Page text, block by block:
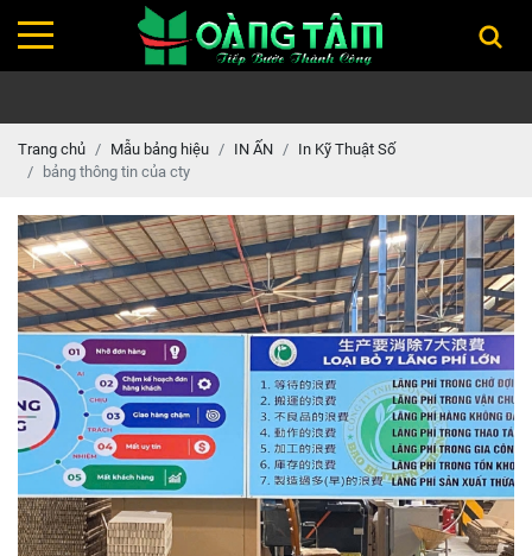
Trang chủ Mẫu bảng hiệu IN ẤN
In Kỹ Thuật Số
bảng thông tin của cty